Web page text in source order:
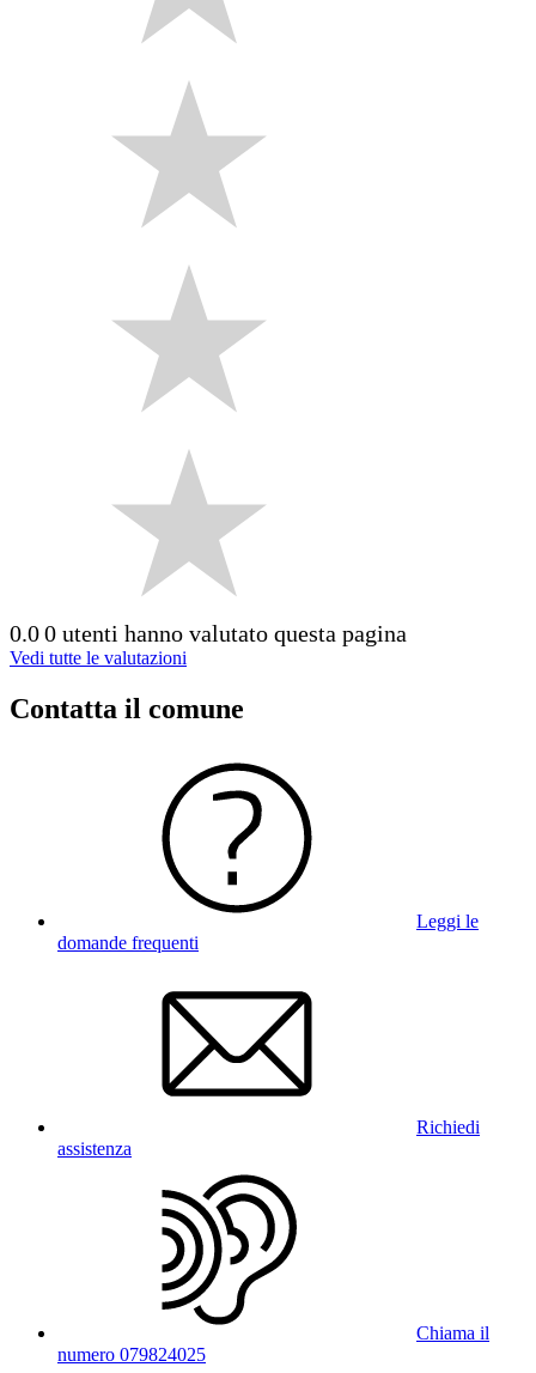
0.00 utenti hanno valutato questa pagina
Vedi tutte le valutazioni
Contatta il comune
Leggi le
domande frequenti
Richiedi
assistenza
Chiama il
numero 079824025